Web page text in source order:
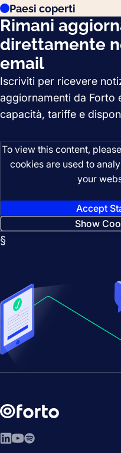
Paesi coperti
Rimani
direttamente
email
Iscriviti per ricevere
aggiornamenti da Forto
capacità, tariffe e
To view this content,
cookies are used to
your
Accept
Show
§
LinkedIn
YouTube
Spotify